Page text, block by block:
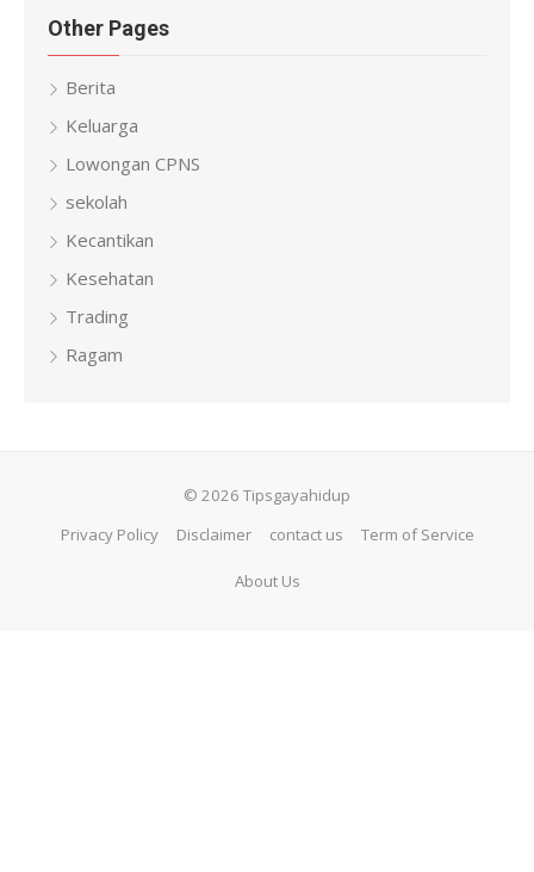
Other Pages
Berita
Keluarga
Lowongan CPNS
sekolah
Kecantikan
Kesehatan
Trading
Ragam
© 2026 Tipsgayahidup
Privacy Policy
Disclaimer contact us Term of Service
About Us